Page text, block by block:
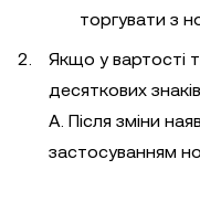
торгувати з
Якщо у вартості
десяткових
A. Після зміни
застосуванням